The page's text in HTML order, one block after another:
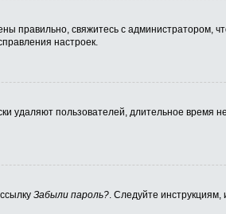
правильно, свяжитесь с администратором,
настроек.
удаляют пользователей, длительное время
Забыли пароль?. Следуйте инструкциям,